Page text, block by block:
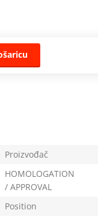
Proizvođač
HOMOLOGATION
/ APPROVAL
Position